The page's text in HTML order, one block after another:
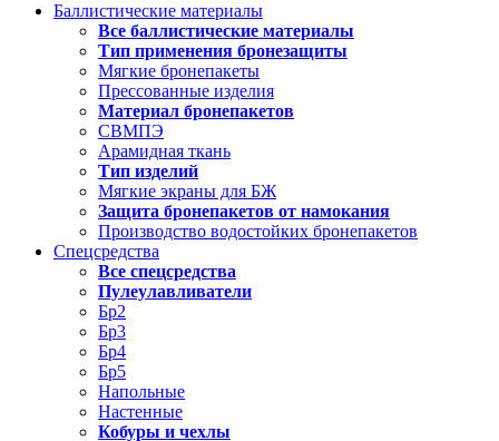
Баллистические материалы
Все баллистические материалы
Тип применения бронезащиты
Мягкие бронепакеты
Прессованные изделия
Материал бронепакетов
СВМПЭ
Арамидная ткань
Тип изделий
Мягкие экраны для БЖ
Защита бронепакетов от намокания
Производство водостойких бронепакетов
Спецсредства
Все спецсредства
Пулеулавливатели
Бр2
Бр3
Бр4
Бр5
Напольные
Настенные
Кобуры и чехлы